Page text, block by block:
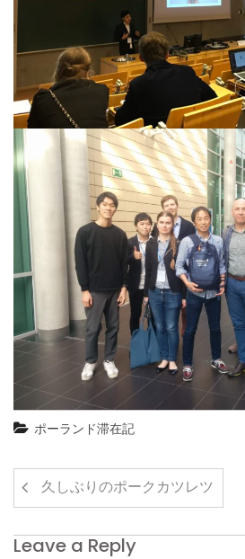
ポーランド滞在記
久しぶりのポークカツレツ
Leave a Reply